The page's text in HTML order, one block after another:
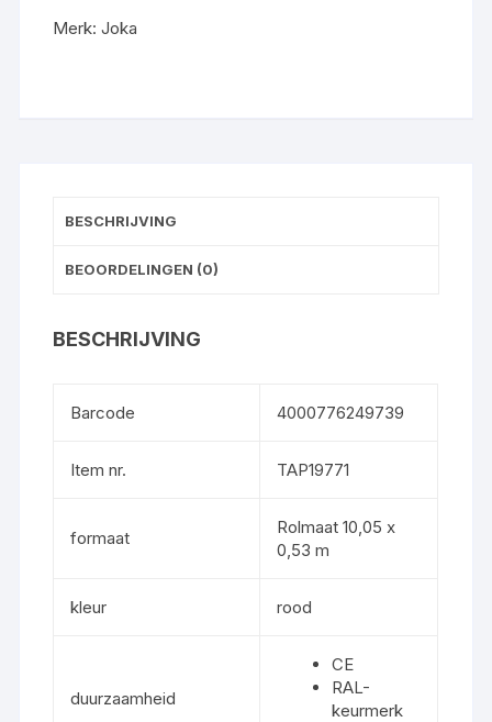
Merk:Joka
BESCHRIJVING
BEOORDELINGEN (0)
BESCHRIJVING
Barcode 4000776249739
Item nr. TAP19771
formaat
Rolmaat 10,05 x
0,53 m
kleur rood
duurzaamheid
CE
RAL-
keurmerk